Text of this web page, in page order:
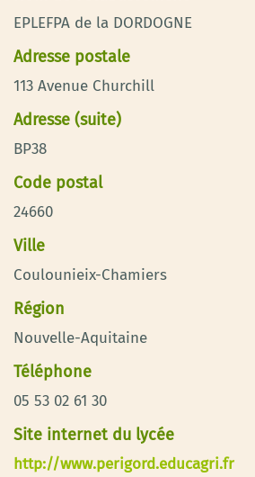
EPLEFPA de la DORDOGNE
Adresse postale
113 Avenue Churchill
Adresse (suite)
BP38
Code postal
24660
Ville
Coulounieix-Chamiers
Région
Nouvelle-Aquitaine
Téléphone
05 53 02 61 30
Site internet du lycée
http://www.perigord.educagri.fr